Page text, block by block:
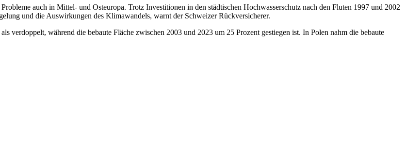
auch in Mittel- und Osteuropa. Trotz Investitionen in den städtischen Hochwasserschutz nach den Fluten 1997 und 2002
und die Auswirkungen des Klimawandels, warnt der Schweizer Rückversicherer.
verdoppelt, während die bebaute Fläche zwischen 2003 und 2023 um 25 Prozent gestiegen ist. In Polen nahm die bebaute